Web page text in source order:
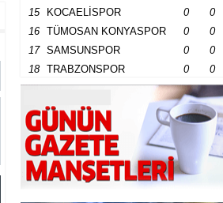
15
KOCAELİSPOR 0
0
16
TÜMOSAN KONYASPOR 0
0
17
SAMSUNSPOR 0
0
18
TRABZONSPOR 0 0